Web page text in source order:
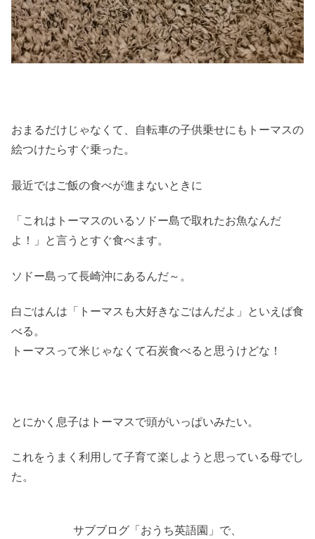
おまるだけじゃなくて、自転車の子供乗せにもトーマスの
絵つけたらすぐ乗った。
最近ではご飯の食べが進まないときに
「これはトーマスのいるソドー島で取れたお魚なんだ
よ！」と言うとすぐ食べます。
ソドー島って長崎沖にあるんだ～。
白ごはんは「トーマスも大好きなごはんだよ」といえば食
べる。
トーマスって米じゃなくて石炭食べると思うけどな！
とにかく息子はトーマスで頭がいっぱいみたい。
これをうまく利用して子育て楽しようと思っている母でし
た。
サブブログ「おうち英語園」で、